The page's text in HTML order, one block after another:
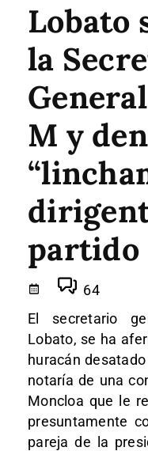
Lobato
la
M y
partido
64
El secretario
Lobato, se ha
huracán
notaría de una
Moncloa que le
presuntamente
pareja de la